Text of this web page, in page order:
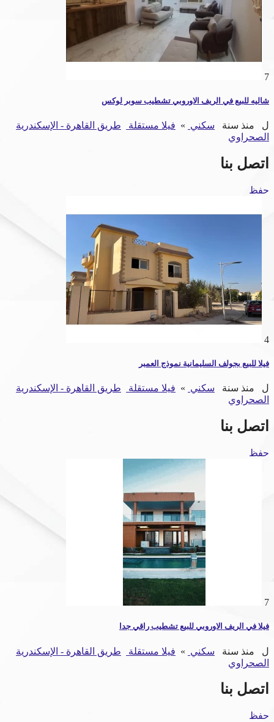
7
شاليه للبيع في الريف الاوروبي تشطيب سوبر لوكس
ل منذ سنة سكني » فيلا مستقلة
طريق القاهرة - الإسكندرية
الصحراوي
اتصل بنا
حفظ
4
فيلا للبيع بجولف السليمانية نموذج العمبر
ل منذ سنة سكني » فيلا مستقلة
طريق القاهرة - الإسكندرية
الصحراوي
اتصل بنا
حفظ
7
فيلا في الريف الاوروبي للبيع تشطيب راقي جدا
ل منذ سنة سكني » فيلا مستقلة
طريق القاهرة - الإسكندرية
الصحراوي
اتصل بنا
حفظ